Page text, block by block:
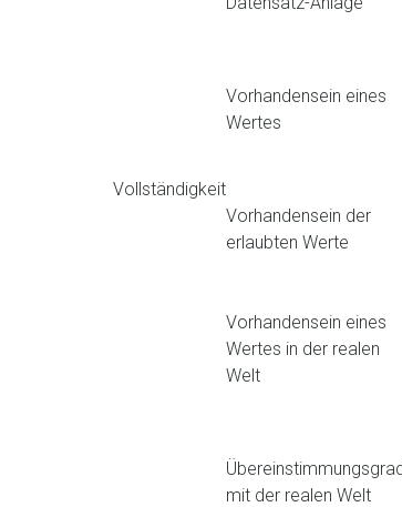
Vollständigkeit
Vorhandensein eines
Wertes
Vorhandensein der
erlaubten Werte
Vorhandensein eines
Wertes in der realen
Welt
mit der realen Welt